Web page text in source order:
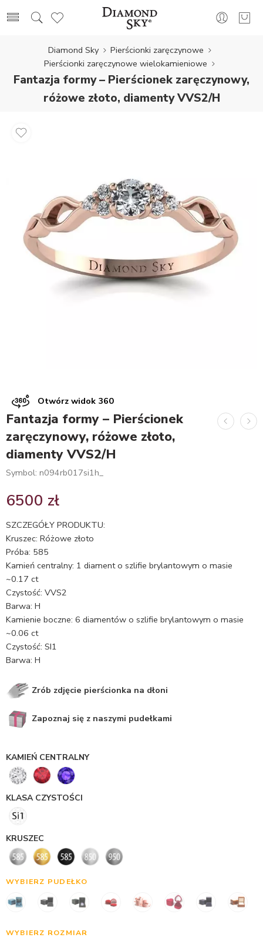
Diamond Sky
Pierścionki zaręczynowe
Pierścionki zaręczynowe wielokamieniowe
Fantazja formy – Pierścionek zaręczynowy,
różowe złoto, diamenty VVS2/H
Otwórz widok 360
Fantazja formy – Pierścionek
zaręczynowy, różowe złoto,
diamenty VVS2/H
Symbol: n094rb017si1h_
6500 zł
SZCZEGÓŁY PRODUKTU:
Kruszec: Różowe złoto
Próba: 585
Kamień centralny: 1 diament o szlifie brylantowym o masie
~0.17 ct
Czystość: VVS2
Barwa: H
Kamienie boczne: 6 diamentów o szlifie brylantowym o masie
~0.06 ct
Czystość: SI1
Barwa: H
Zrób zdjęcie pierścionka na dłoni
Zapoznaj się z naszymi pudełkami
KAMIEŃ CENTRALNY
KLASA CZYSTOŚCI
KRUSZEC
WYBIERZ PUDEŁKO
WYBIERZ ROZMIAR